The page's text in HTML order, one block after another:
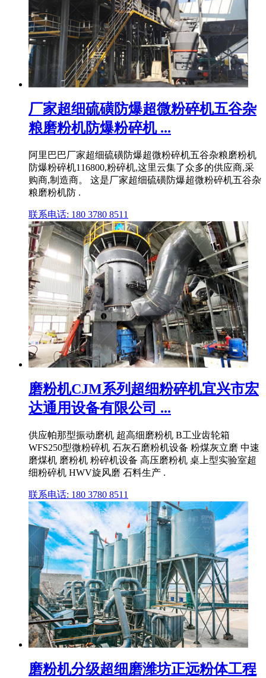
厂家超细硫磺防爆超微粉碎机五谷杂
粮磨粉机防爆粉碎机 ...
阿里巴巴厂家超细硫磺防爆超微粉碎机五谷杂粮磨粉机
防爆粉碎机116800,粉碎机,这里云集了众多的供应商,采
购商,制造商。 这是厂家超细硫磺防爆超微粉碎机五谷杂
粮磨粉机防 .
联系电话: 180 3780 8511
磨粉机CJM系列超细粉碎机宜兴市宏
达通用设备有限公司 ...
供应帕那型振动磨机 超高细磨粉机 B工业齿轮箱
WFS250型微粉碎机 石灰石磨粉机设备 粉煤灰立磨 中速
磨煤机 磨粉机 粉碎机设备 高压磨粉机 桌上型实验室超
细粉碎机 HWV旋风磨 石料生产 .
联系电话: 180 3780 8511
磨粉机分级超细磨潍坊正远粉体工程